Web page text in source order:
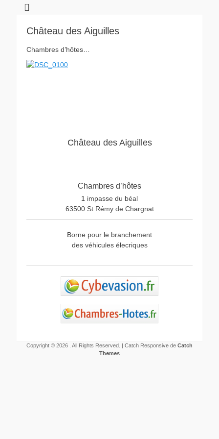
Château des Aiguilles
Chambres d’hôtes…
Château des Aiguilles
Chambres d’hôtes
1 impasse du béal
63500 St Rémy de Chargnat
Borne pour le branchement
des véhicules élecriques
Copyright © 2026 . All Rights Reserved. | Catch Responsive de Catch
Themes